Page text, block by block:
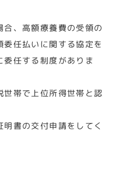
、高額療養費の受領の
任払いに関する協定を
任する制度がありま
帯で上位所得世帯と認
書の交付申請をしてく